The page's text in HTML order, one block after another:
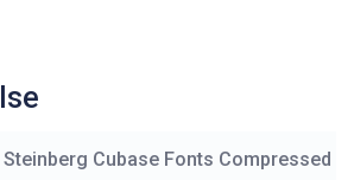
Steinberg Cubase Fonts Compressed